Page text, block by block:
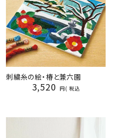
刺繍糸の絵・椿と兼六園
3,520 税込